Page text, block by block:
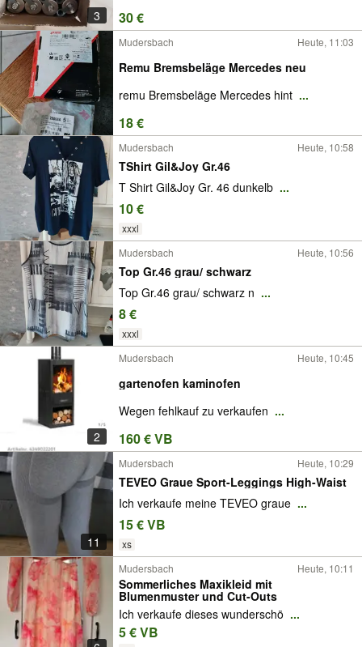
3 30 €
Mudersbach Heute, 11:03
Remu Bremsbeläge Mercedes neu
remu Bremsbeläge Mercedes hint ...
18 €
Mudersbach Heute, 10:58
TShirt Gil&Joy Gr.46
T Shirt Gil&Joy Gr. 46 dunkelb ...
10 €
xxxl
Mudersbach
Heute, 10:56
Top Gr.46 grau/ schwarz
Top Gr.46 grau/ schwarz n ...
8 €
xxxl
2
Mudersbach Heute, 10:45
gartenofen kaminofen
Wegen fehlkauf zu verkaufen ...
160 € VB
11
Mudersbach Heute, 10:29
TEVEO Graue Sport-Leggings High-Waist
Ich verkaufe meine TEVEO graue ...
15 € VB
xs
Mudersbach Heute, 10:11
Sommerliches Maxikleid mit
Blumenmuster und Cut-Outs
Ich verkaufe dieses wunderschö ...
5 € VB